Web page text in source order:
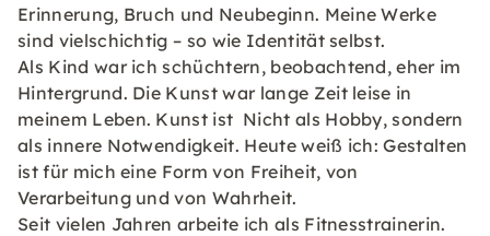
Erinnerung, Bruch und Neubeginn. Meine Werke
sind vielschichtig – so wie Identität selbst.
Als Kind war ich schüchtern, beobachtend, eher im
Hintergrund. Die Kunst war lange Zeit leise in
meinem Leben. Kunst ist Nicht als Hobby, sondern
als innere Notwendigkeit. Heute weiß ich: Gestalten
ist für mich eine Form von Freiheit, von
Verarbeitung und von Wahrheit.
Seit vielen Jahren arbeite ich als Fitnesstrainerin.